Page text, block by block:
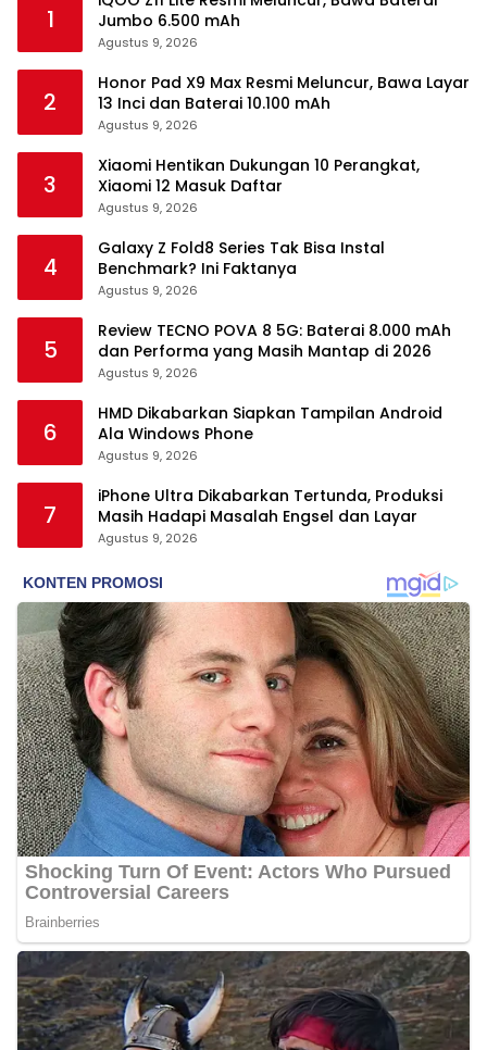
1
Jumbo 6.500 mAh
Agustus 9, 2026
2
Honor Pad X9 Max Resmi Meluncur, Bawa Layar
13 Inci dan Baterai 10.100 mAh
Agustus 9, 2026
3
Xiaomi Hentikan Dukungan 10 Perangkat,
Xiaomi 12 Masuk Daftar
Agustus 9, 2026
4
Galaxy Z Fold8 Series Tak Bisa Instal
Benchmark? Ini Faktanya
Agustus 9, 2026
5
Review TECNO POVA 8 5G: Baterai 8.000 mAh
dan Performa yang Masih Mantap di 2026
Agustus 9, 2026
6
HMD Dikabarkan Siapkan Tampilan Android
Ala Windows Phone
Agustus 9, 2026
7
iPhone Ultra Dikabarkan Tertunda, Produksi
Masih Hadapi Masalah Engsel dan Layar
Agustus 9, 2026